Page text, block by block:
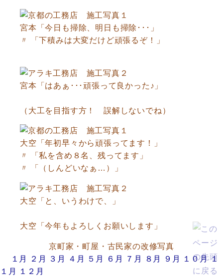
宮本「今日も掃除、明日も掃除･･･」
〃 「下積みは大変だけど頑張るぞ！」
宮本「はあぁ･･･頑張って良かった♪」
（大工を目指す方！ 誤解しないでね）
大空「年初早々から頑張ってます！」
〃 「私を含め８名、残ってます」
〃 「（しんどいなぁ…）」
大空「と、いうわけで、」
大空「今年もよろしくお願いします」
京町家・町屋・古民家の改修写真
１月
２月 ３月 ４月 ５月 ６月 ７月 ８月 ９月 １０月 １
１月
１２月